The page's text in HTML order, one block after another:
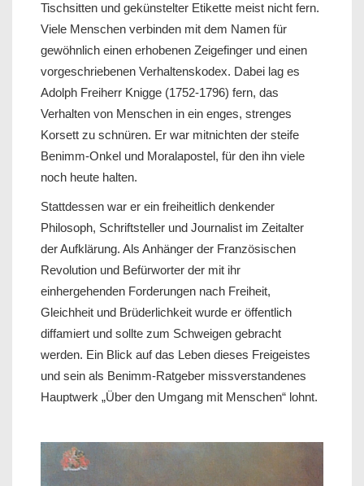
Tischsitten und gekünstelter Etikette meist nicht fern.
Viele Menschen verbinden mit dem Namen für
gewöhnlich einen erhobenen Zeigefinger und einen
vorgeschriebenen Verhaltenskodex. Dabei lag es
Adolph Freiherr Knigge (1752-1796) fern, das
Verhalten von Menschen in ein enges, strenges
Korsett zu schnüren. Er war mitnichten der steife
Benimm-Onkel und Moralapostel, für den ihn viele
noch heute halten.
Stattdessen war er ein freiheitlich denkender
Philosoph, Schriftsteller und Journalist im Zeitalter
der Aufklärung. Als Anhänger der Französischen
Revolution und Befürworter der mit ihr
einhergehenden Forderungen nach Freiheit,
Gleichheit und Brüderlichkeit wurde er öffentlich
diffamiert und sollte zum Schweigen gebracht
werden. Ein Blick auf das Leben dieses Freigeistes
und sein als Benimm-Ratgeber missverstandenes
Hauptwerk „Über den Umgang mit Menschen“ lohnt.